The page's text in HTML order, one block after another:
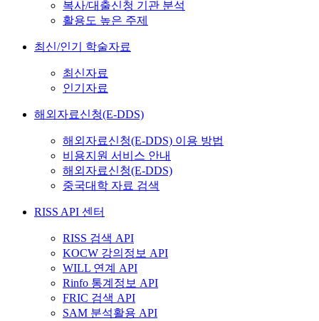
복사/대출신청 기관 분석
활용도 높은 주제
최신/인기 학술자료
최신자료
인기자료
해외자료신청(E-DDS)
해외자료신청(E-DDS) 이용 방법
비용지원 서비스 안내
해외자료신청(E-DDS)
중국대학 자료 검색
RISS API 센터
RISS 검색 API
KOCW 강의정보 API
WILL 연계 API
Rinfo 통계정보 API
FRIC 검색 API
SAM 분석활용 API